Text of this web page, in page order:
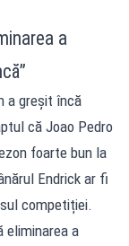
a
a greșit încă
că Joao Pedro
foarte bun la
Endrick ar fi
competiției.
eliminarea a